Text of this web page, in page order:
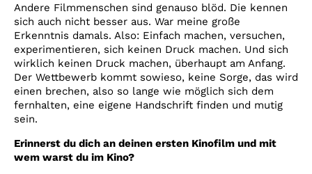
Andere Filmmenschen sind genauso blöd. Die kennen
sich auch nicht besser aus. War meine große
Erkenntnis damals. Also: Einfach machen, versuchen,
experimentieren, sich keinen Druck machen. Und sich
wirklich keinen Druck machen, überhaupt am Anfang.
Der Wettbewerb kommt sowieso, keine Sorge, das wird
einen brechen, also so lange wie möglich sich dem
fernhalten, eine eigene Handschrift finden und mutig
sein.
Erinnerst du dich an deinen ersten Kinofilm und mit
wem warst du im Kino?